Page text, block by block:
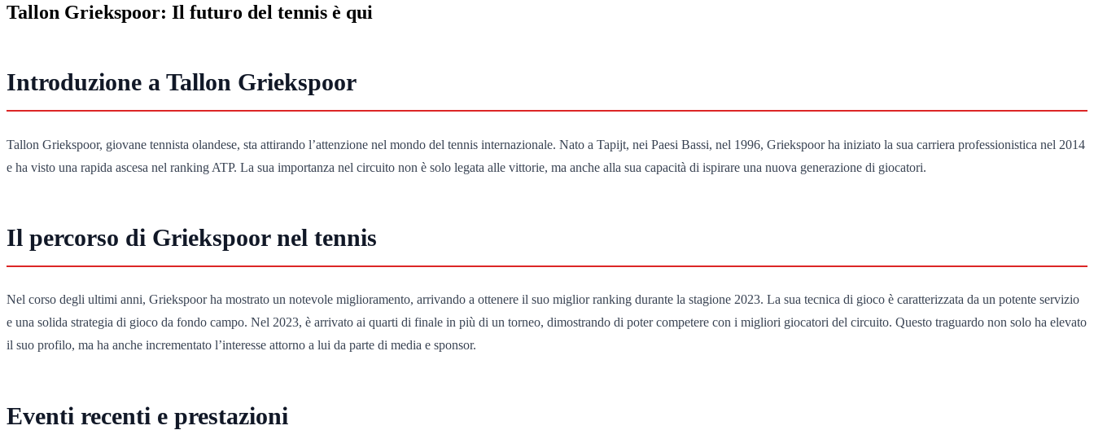
Tallon Griekspoor: Il futuro del tennis è qui
Introduzione a Tallon Griekspoor
Tallon Griekspoor, giovane tennista olandese, sta attirando l’attenzione nel mondo del tennis internazionale. Nato a Tapijt, nei Paesi Bassi, nel 1996, Griekspoor ha iniziato la sua carriera professionistica nel 2014
e ha visto una rapida ascesa nel ranking ATP. La sua importanza nel circuito non è solo legata alle vittorie, ma anche alla sua capacità di ispirare una nuova generazione di giocatori.
Il percorso di Griekspoor nel tennis
Nel corso degli ultimi anni, Griekspoor ha mostrato un notevole miglioramento, arrivando a ottenere il suo miglior ranking durante la stagione 2023. La sua tecnica di gioco è caratterizzata da un potente servizio
e una solida strategia di gioco da fondo campo. Nel 2023, è arrivato ai quarti di finale in più di un torneo, dimostrando di poter competere con i migliori giocatori del circuito. Questo traguardo non solo ha elevato
il suo profilo, ma ha anche incrementato l’interesse attorno a lui da parte di media e sponsor.
Eventi recenti e prestazioni